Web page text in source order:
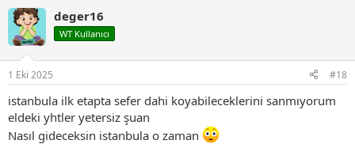
k
l
deger16
WT Kullanıcı
1 Eki 2025 #18
istanbula ilk etapta sefer dahi koyabileceklerini sanmıyorum
eldeki yhtler yetersiz şuan
Nasıl gideceksin istanbula o zaman